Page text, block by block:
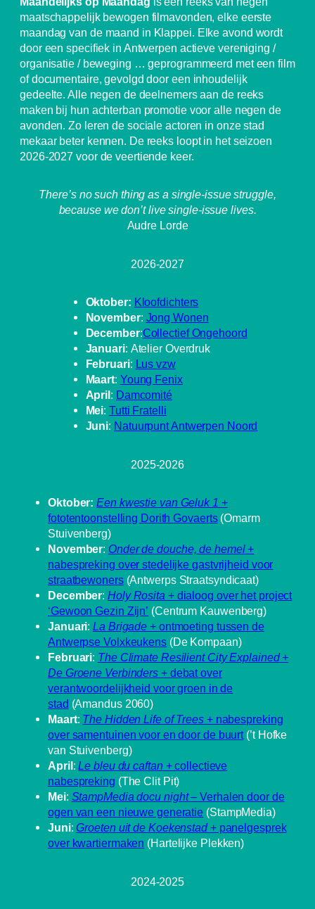
maatschappelijk bewogen filmavonden, elke eerste
maandag van de maand in Klappei. Elke avond wordt
door een specifiek in Antwerpen actieve vereniging /
organisatie / beweging … geprogrammeerd met een film
of documentaire, gevolgd door een inhoudelijk
gedeelte. Alle negen de deelnemers aan de reeks
maken bij hun achterban promotie voor alle negen de
avonden. Zo leren de sociale actoren in onze stad
mekaar beter kennen. De reeks loopt in het seizoen
2026-2027 voor de veertiende keer.
There’s no such thing as a single-issue struggle,
because we don’t live single-issue lives.
Audre Lorde
2026-2027
Oktober: Kloofdichters
November: Jong Wonen
December:Collectief Ongehoord
Januari: Atelier Overdruk
Februari: Lus vzw
Maart: Young Fenix
April: Damcomité
Mei:Tutti Fratelli
Juni: Natuurpunt Antwerpen Noord
2025-2026
Oktober: Een kwestie van Geluk 1 +
fototentoonstelling Dorith Govaerts(Omarm
Stuivenberg)
November: Onder de douche, de hemel+
nabespreking over stedelijke gastvrijheid voor
straatbewoners(Antwerps Straatsyndicaat)
December:Holy Rosita + dialoog over het project
‘Gewoon Gezin Zijn’ (Centrum Kauwenberg)
Januari:La Brigade + ontmoeting tussen de
Antwerpse Volxkeukens(De Kompaan)
Februari: The Climate Resilient City Explained +
De Groene Verbinders + debat over
verantwoordelijkheid voor groen in de
stad (Amandus 2060)
Maart: The Hidden Life of Trees+ nabespreking
over samentuinen voor en door de buurt(’t Hofke
van Stuivenberg)
April:Le bleu du caftan+ collectieve
nabespreking (The Clit Pit)
Mei: StampMedia docu night– Verhalen door de
ogen van een nieuwe generatie (StampMedia)
Juni:Groeten uit de Koekenstad+ panelgesprek
over kwartiermaken (Hartelijke Plekken)
2024-2025